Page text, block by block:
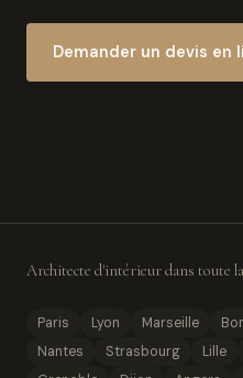
Demander un devis en
Architecte d'intérieur dans toute
Paris Lyon Marseille
Nantes
Strasbourg Lille